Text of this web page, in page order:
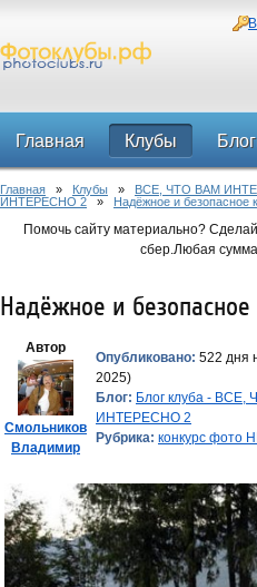
Главная Клубы
Форум
Главная » Клубы » ВСЕ, ЧТО ВАМ
ИНТЕРЕСНО 2 » Надёжное и безопасное
Помочь сайту материально?
сбер.Любая
Надёжное и
Автор
Смольников
Владимир
Опубликовано: 522 дня
2025)
Блог: Блог клуба - ВСЕ,
ИНТЕРЕСНО 2
Рубрика: конкурс фото